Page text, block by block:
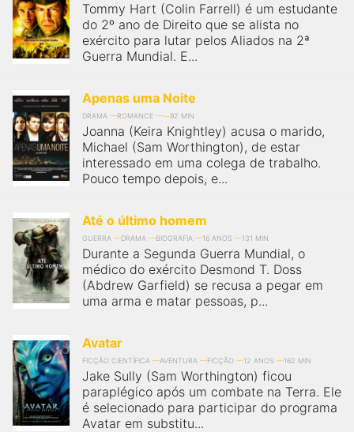
Tommy Hart (Colin Farrell) é um estudante
do 2º ano de Direito que se alista no
exército para lutar pelos Aliados na 2ª
Guerra Mundial. E...
Apenas uma Noite
DRAMA ROMANCE 92 MIN
Joanna (Keira Knightley) acusa o marido,
Michael (Sam Worthington), de estar
interessado em uma colega de trabalho.
Pouco tempo depois, e...
Até o último homem
GUERRA DRAMA BIOGRAFIA 16 ANOS 131 MIN
Durante a Segunda Guerra Mundial, o
médico do exército Desmond T. Doss
(Abdrew Garfield) se recusa a pegar em
uma arma e matar pessoas, p...
Avatar
FICÇÃO CIENTÍFICA AVENTURA FICÇÃO 12 ANOS 162 MIN
Jake Sully (Sam Worthington) ficou
paraplégico após um combate na Terra. Ele
é selecionado para participar do programa
Avatar em substitu...